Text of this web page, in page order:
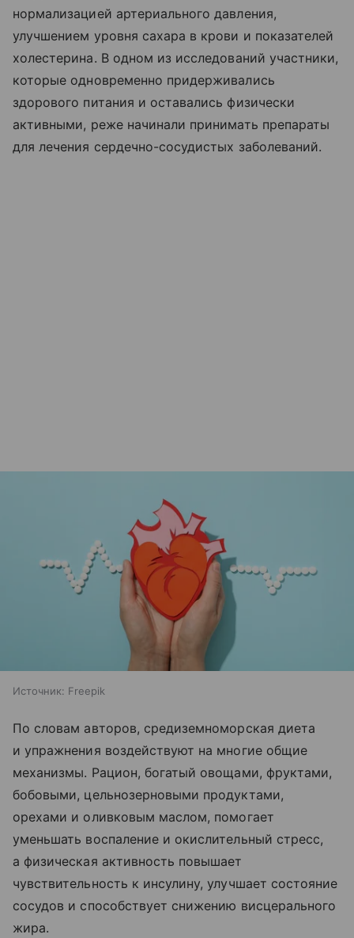
нормализацией артериального давления,
улучшением уровня сахара в крови и показателей
холестерина. В одном из исследований участники,
которые одновременно придерживались
здорового питания и оставались физически
активными, реже начинали принимать препараты
для лечения сердечно-сосудистых заболеваний.
Источник: Freepik
По словам авторов, средиземноморская диета
и упражнения воздействуют на многие общие
механизмы. Рацион, богатый овощами, фруктами,
бобовыми, цельнозерновыми продуктами,
орехами и оливковым маслом, помогает
уменьшать воспаление и окислительный стресс,
а физическая активность повышает
чувствительность к инсулину, улучшает состояние
сосудов и способствует снижению висцерального
жира.